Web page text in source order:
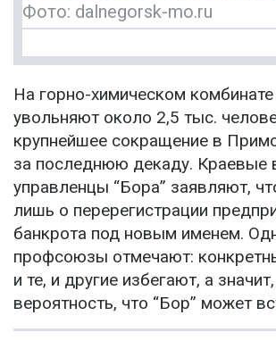
Фото: dalnegorsk-mo.ru
На горно-химическом комбинате
увольняют около 2,5 тыс.
крупнейшее сокращение в
за последнюю декаду. Краевые
управленцы “Бора” заявляют,
лишь о перерегистрации
банкрота под новым именем.
профсоюзы отмечают:
и те, и другие избегают, а
вероятность, что “Бор” может